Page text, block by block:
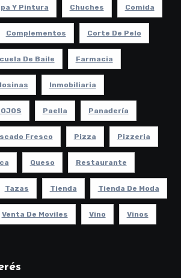
Y Pintura Chuches Comida
Complementos Corte De Pelo
De Baile Farmacia
Inmobiliaria
Paella Panadería
Fresco Pizza Pizzeria
Queso Restaurante
Tazas Tienda Tienda De Moda
Venta De Moviles Vino Vinos